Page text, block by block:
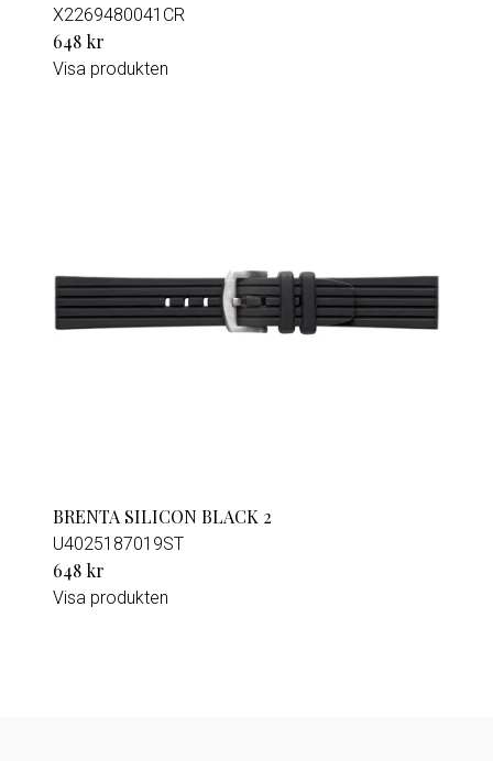
X2269480041CR
648 kr
Visa produkten
BRENTA SILICON BLACK 2
U4025187019ST
648 kr
Visa produkten